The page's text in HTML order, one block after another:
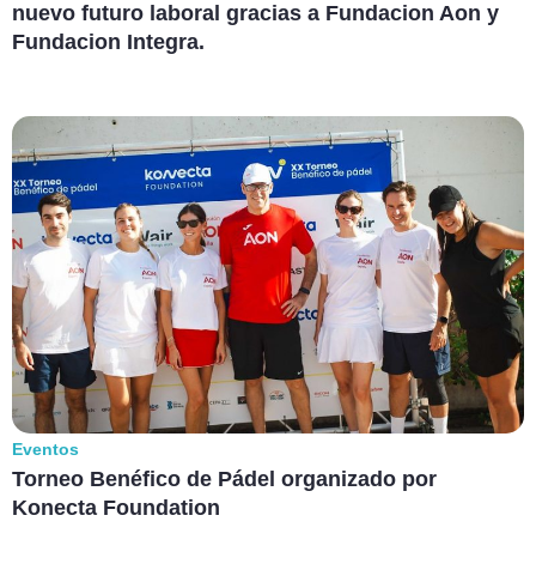
nuevo futuro laboral gracias a Fundacion Aon y
Fundacion Integra.
Eventos
Torneo Benéfico de Pádel organizado por
Konecta Foundation